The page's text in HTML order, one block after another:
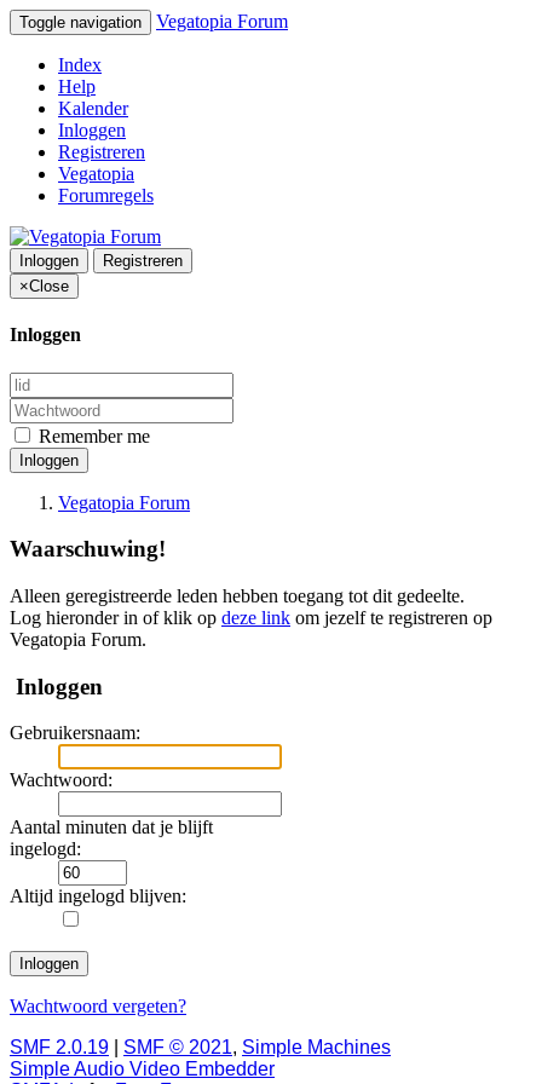
Toggle navigation Vegatopia Forum
Index
Help
Kalender
Inloggen
Registreren
Vegatopia
Forumregels
Inloggen
Registreren
×Close
Inloggen
Remember me
Inloggen
Vegatopia Forum
Waarschuwing!
Alleen geregistreerde leden hebben toegang tot dit gedeelte.
Log hieronder in of klik op deze link om jezelf te registreren op
Vegatopia Forum.
Inloggen
Gebruikersnaam:
Wachtwoord:
Aantal minuten dat je blijft
ingelogd:
Altijd ingelogd blijven:
Wachtwoord vergeten?
SMF 2.0.19
SMF © 2021, Simple Machines
Simple Audio Video Embedder